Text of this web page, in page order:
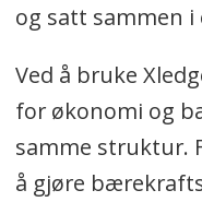
og satt sammen
Ved å bruke
for økonomi og
samme struktur.
å gjøre